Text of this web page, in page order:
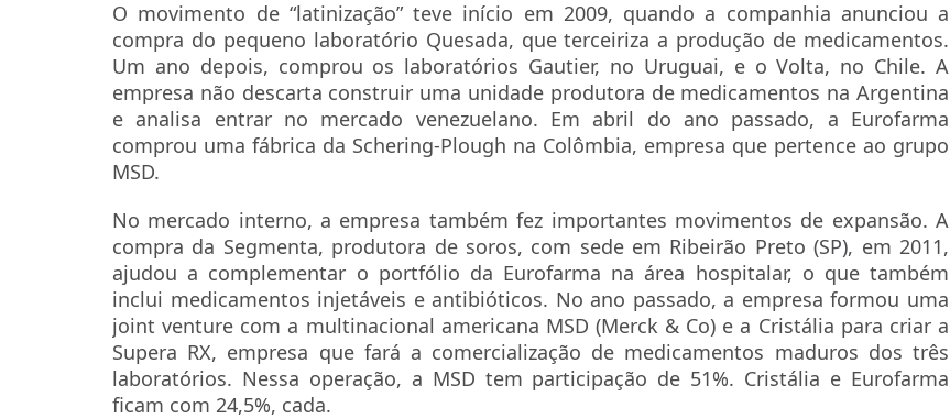
O movimento de “latinização” teve início em 2009, quando a companhia anunciou a
compra do pequeno laboratório Quesada, que terceiriza a produção de medicamentos.
Um ano depois, comprou os laboratórios Gautier, no Uruguai, e o Volta, no Chile. A
empresa não descarta construir uma unidade produtora de medicamentos na Argentina
e analisa entrar no mercado venezuelano. Em abril do ano passado, a Eurofarma
comprou uma fábrica da Schering-Plough na Colômbia, empresa que pertence ao grupo
MSD.
No mercado interno, a empresa também fez importantes movimentos de expansão. A
compra da Segmenta, produtora de soros, com sede em Ribeirão Preto (SP), em 2011,
ajudou a complementar o portfólio da Eurofarma na área hospitalar, o que também
inclui medicamentos injetáveis e antibióticos. No ano passado, a empresa formou uma
joint venture com a multinacional americana MSD (Merck & Co) e a Cristália para criar a
Supera RX, empresa que fará a comercialização de medicamentos maduros dos três
laboratórios. Nessa operação, a MSD tem participação de 51%. Cristália e Eurofarma
ficam com 24,5%, cada.